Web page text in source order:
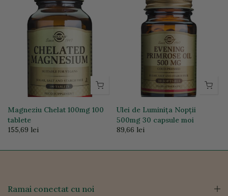
Magneziu Chelat 100mg 100
tablete
155,69 lei
Ulei de Luminița Nopții
500mg 30 capsule moi
89,66 lei
Ramai conectat cu noi